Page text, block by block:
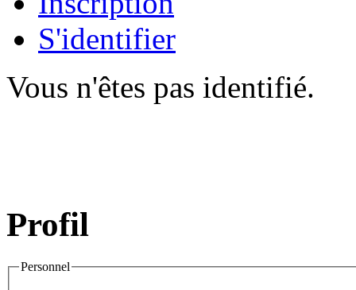
S'identifier
Vous n'êtes pas identifié.
Profil
Personnel